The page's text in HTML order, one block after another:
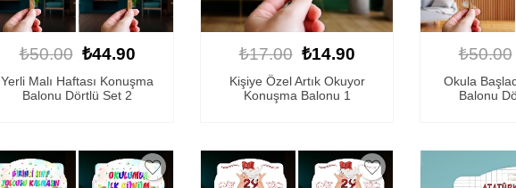
₺50.00 ₺44.90
Yerli Malı Haftası Konuşma
Balonu Dörtlü Set 2
₺17.00 ₺14.90
Kişiye Özel Artık Okuyor
Konuşma Balonu 1
₺50.00
Okula
Balonu